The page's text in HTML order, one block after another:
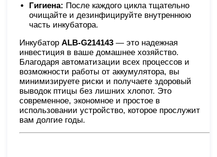
Гигиена: После каждого цикла тщательно
очищайте и дезинфицируйте внутреннюю
часть инкубатора.
Инкубатор ALB-G214143 — это надежная
инвестиция в ваше домашнее хозяйство.
Благодаря автоматизации всех процессов и
возможности работы от аккумулятора, вы
минимизируете риски и получаете здоровый
выводок птицы без лишних хлопот. Это
современное, экономное и простое в
использовании устройство, которое прослужит
вам долгие годы.